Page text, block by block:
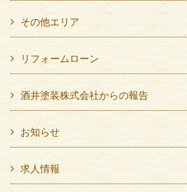
その他エリア
リフォームローン
酒井塗装株式会社からの報告
お知らせ
求人情報